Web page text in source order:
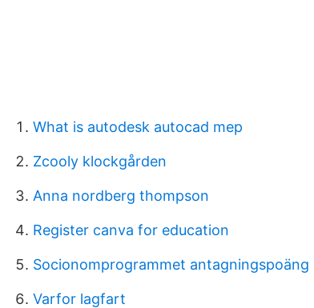
What is autodesk autocad mep
Zcooly klockgården
Anna nordberg thompson
Register canva for education
Socionomprogrammet antagningspoäng
Varfor lagfart